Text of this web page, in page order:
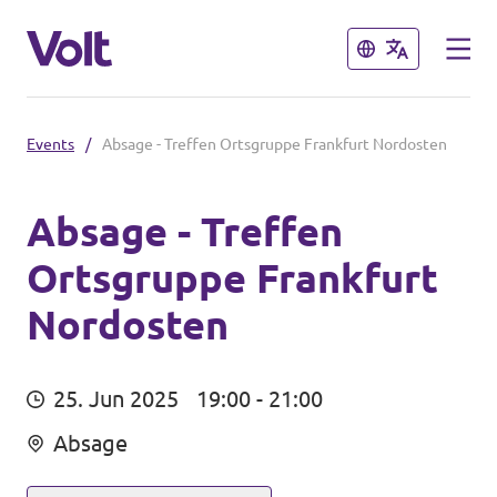
Schließen
Landesebene
Volt Hessen
Lokale Teams in Hessen
Volt Deutschland
Länderteams in Deutschland
Schließen
Programm
Über Volt
Menschen
Events / Absage - Treffen Ortsgruppe Frankfurt Nordosten
Absage - Treffen
Ortsgruppe Frankfurt
Nordosten
25. Jun 2025
19:00 - 21:00
Absage